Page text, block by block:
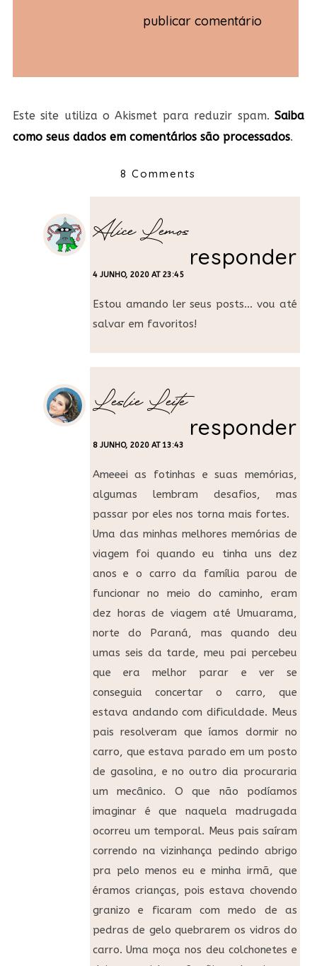
Este site utiliza o Akismet para reduzir spam.Saiba
como seus dados em comentários são processados.
8 Comments
Alice Lemos
4 JUNHO, 2020 AT 23:45
responder
Estou amando ler seus posts… vou até
salvar em favoritos!
Leslie Leite
8 JUNHO, 2020 AT 13:43
responder
Ameeei as fotinhas e suas memórias,
algumas lembram desafios, mas
passar por eles nos torna mais fortes.
Uma das minhas melhores memórias de
viagem foi quando eu tinha uns dez
anos e o carro da família parou de
funcionar no meio do caminho, eram
dez horas de viagem até Umuarama,
norte do Paraná, mas quando deu
umas seis da tarde, meu pai percebeu
que era melhor parar e ver se
conseguia concertar o carro, que
estava andando com dificuldade. Meus
pais resolveram que íamos dormir no
carro, que estava parado em um posto
de gasolina, e no outro dia procuraria
um mecânico. O que não podíamos
imaginar é que naquela madrugada
ocorreu um temporal. Meus pais saíram
correndo na vizinhança pedindo abrigo
pra pelo menos eu e minha irmã, que
éramos crianças, pois estava chovendo
granizo e ficaram com medo de as
pedras de gelo quebrarem os vidros do
carro. Uma moça nos deu colchonetes e